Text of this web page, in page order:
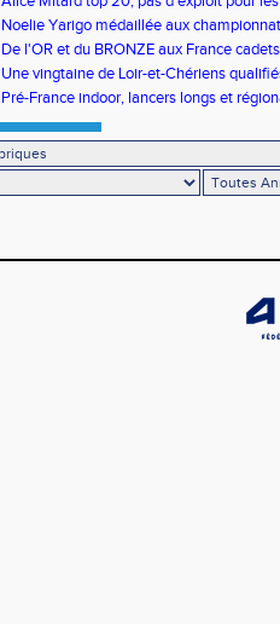
Noelie Yarigo médaillée aux
De l'OR et du BRONZE aux France
Une vingtaine de Loir-et-Chériens
Pré-France indoor, lancers longs et